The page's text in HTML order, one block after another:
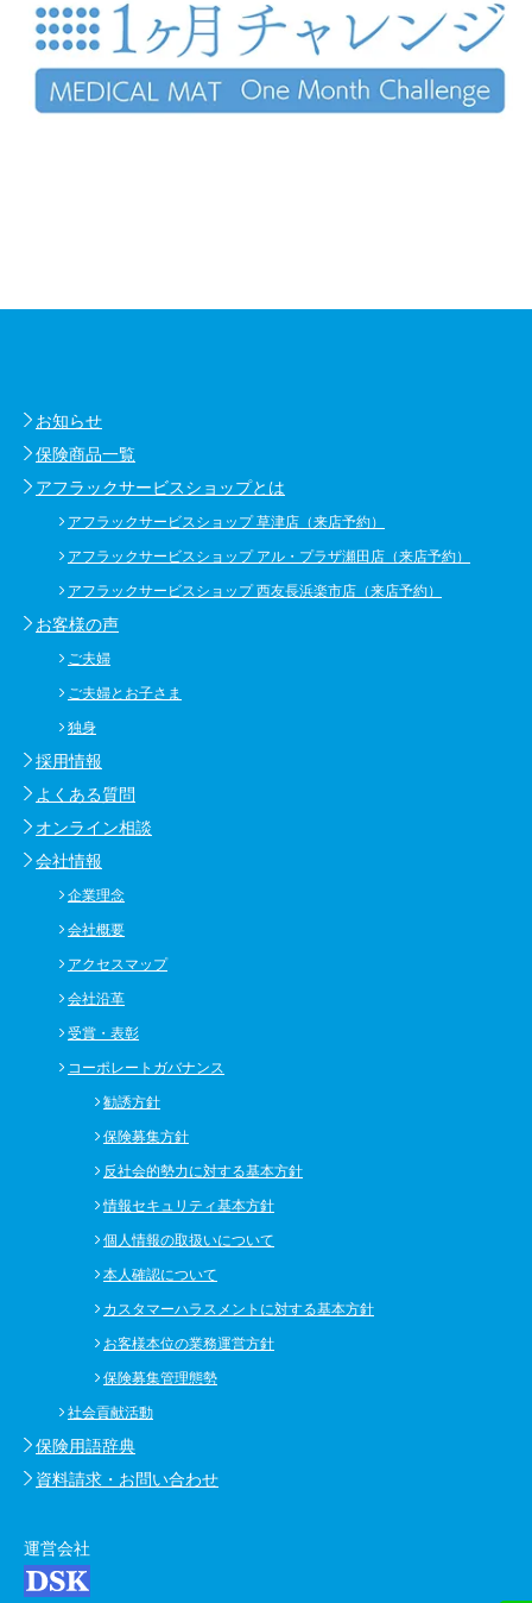
お知らせ
保険商品一覧
アフラックサービスショップとは
アフラックサービスショップ 草津店（来店予約）
アフラックサービスショップ アル・プラザ瀬田店（来店予約）
アフラックサービスショップ 西友長浜楽市店（来店予約）
お客様の声
ご夫婦
ご夫婦とお子さま
独身
採用情報
よくある質問
オンライン相談
会社情報
企業理念
会社概要
アクセスマップ
会社沿革
受賞・表彰
コーポレートガバナンス
勧誘方針
保険募集方針
反社会的勢力に対する基本方針
情報セキュリティ基本方針
個人情報の取扱いについて
本人確認について
カスタマーハラスメントに対する基本方針
お客様本位の業務運営方針
保険募集管理態勢
社会貢献活動
保険用語辞典
資料請求・お問い合わせ
運営会社